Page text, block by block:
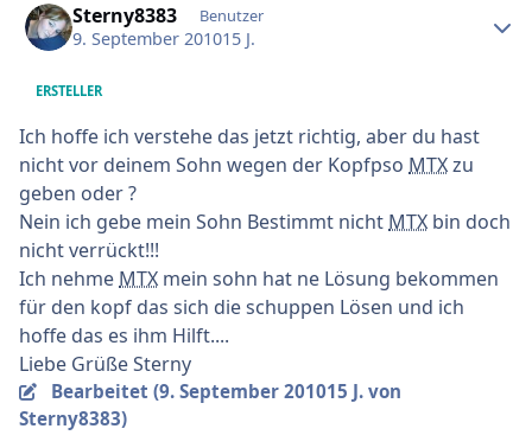
Sterny8383 Benutzer
9. September 201015 J.
ERSTELLER
Ich hoffe ich verstehe das jetzt richtig, aber du hast
nicht vor deinem Sohn wegen der Kopfpso MTXzu
geben oder ?
Nein ich gebe mein Sohn Bestimmt nicht MTX bin doch
nicht verrückt!!!
Ich nehme MTX mein sohn hat ne Lösung bekommen
für den kopf das sich die schuppen Lösen und ich
hoffe das es ihm Hilft....
Liebe Grüße Sterny
Bearbeitet (9. September 201015 J.von
Sterny8383)